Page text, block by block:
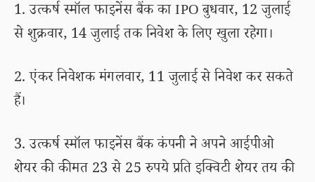
1. उत्कर्ष स्मॉल फाइनेंस बैंक का IPO बुधवार, 12 जुलाई
से शुक्रवार, 14 जुलाई तक निवेश के लिए खुला रहेगा।
2. एंकर निवेशक मंगलवार, 11 जुलाई से निवेश कर सकते
हैं।
3. उत्कर्ष स्मॉल फाइनेंस बैंक कंपनी ने अपने आईपीओ
शेयर की कीमत 23 से 25 रुपये प्रति इक्विटी शेयर तय की